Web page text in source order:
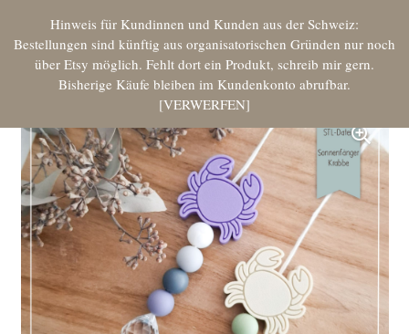
Hinweis für Kundinnen und Kunden aus der Schweiz:
Bestellungen sind künftig aus organisatorischen Gründen nur noch
über Etsy möglich. Fehlt dort ein Produkt, schreib mir gern.
Bisherige Käufe bleiben im Kundenkonto abrufbar.
VERWERFEN